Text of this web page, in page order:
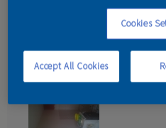
PARTNERI
KONTAKT
Byt jazero
Cookies
Accept All Cookies